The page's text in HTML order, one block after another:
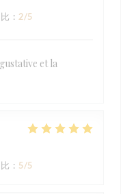
: 2/5
et la
: 5/5